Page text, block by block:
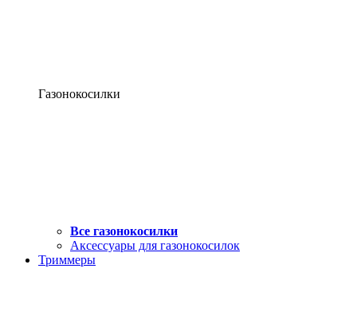
Газонокосилки
Все газонокосилки
Аксессуары для газонокосилок
Триммеры